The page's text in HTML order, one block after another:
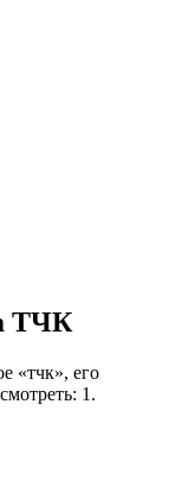
ТЧК
«тчк», его
1.